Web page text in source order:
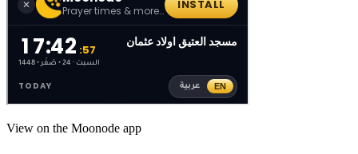
View on the Moonode app